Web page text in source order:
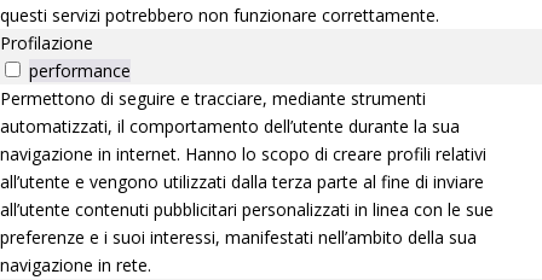
questi servizi potrebbero non funzionare correttamente.
Profilazione
performance
Permettono di seguire e tracciare, mediante strumenti
automatizzati, il comportamento dell’utente durante la sua
navigazione in internet. Hanno lo scopo di creare profili relativi
all’utente e vengono utilizzati dalla terza parte al fine di inviare
all’utente contenuti pubblicitari personalizzati in linea con le sue
preferenze e i suoi interessi, manifestati nell’ambito della sua
navigazione in rete.